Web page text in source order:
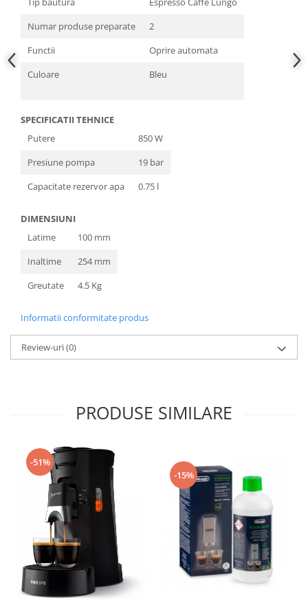
Numar produse preparate
2
Functii
Oprire automata
Culoare
Bleu
SPECIFICATII TEHNICE
Putere
850 W
Presiune pompa
19 bar
Capacitate rezervor apa
0.75 l
DIMENSIUNI
Latime
100 mm
Inaltime
254 mm
Greutate
4.5 Kg
Informatii conformitate produs
Review-uri(0)
PRODUSE SIMILARE
-51%
-15%